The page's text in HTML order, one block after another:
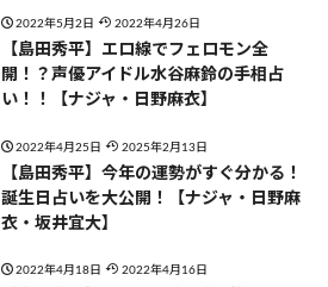
2022年5月2日 2022年4月26日
【島田秀平】エロ線でフェロモン全
開！？声優アイドル水谷麻鈴の手相占
い！！【ナジャ・日野麻衣】
2022年4月25日 2025年2月13日
【島田秀平】今年の運勢がすぐ分かる！
誕生日占いを大公開！【ナジャ・日野麻
衣・坂井宜大】
2022年4月18日 2022年4月16日